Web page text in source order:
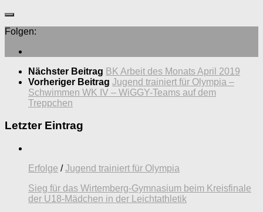
Folgen:
Nächster Beitrag BK Arbeit des Monats April 2019
Vorheriger Beitrag Jugend trainiert für Olympia –
Schwimmen WK IV – WiGGY-Teams auf dem
Treppchen
Letzter Eintrag
Erfolge /Jugend trainiert für Olympia
Sieg für das Wirtemberg-Gymnasium beim Kreisfinale
der U18-Mädchen in der Leichtathletik